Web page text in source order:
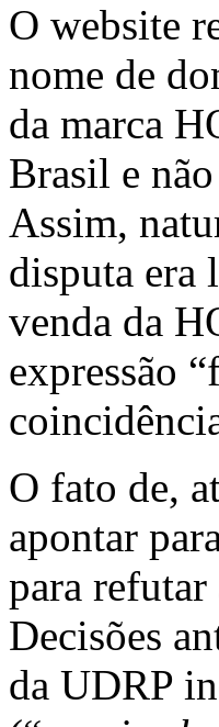
O website
nome de
da marca
Brasil e
Assim,
disputa era
venda da
expressão
O fato de,
apontar
para
Decisões
da UDRP